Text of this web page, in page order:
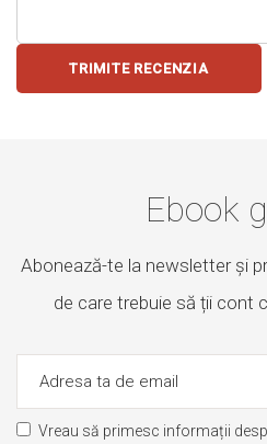
TRIMITE RECENZIA
Ebook
Abonează-te la newsletter și
de care trebuie să ții cont
Vreau să primesc informații